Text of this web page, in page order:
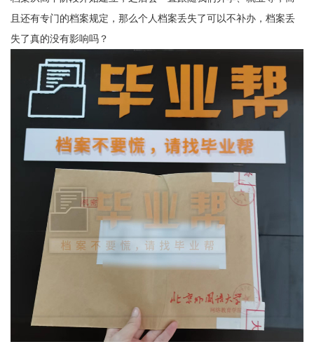
且还有专门的档案规定，那么个人档案丢失了可以不补办，档案丢
失了真的没有影响吗？